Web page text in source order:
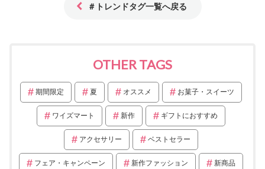
＃トレンドタグ一覧へ戻る
OTHER TAGS
期間限定 夏 オススメ お菓子・スイーツ
ワイズマート 新作 ギフトにおすすめ
アクセサリー ベストセラー
フェア・キャンペーン 新作ファッション 新商品